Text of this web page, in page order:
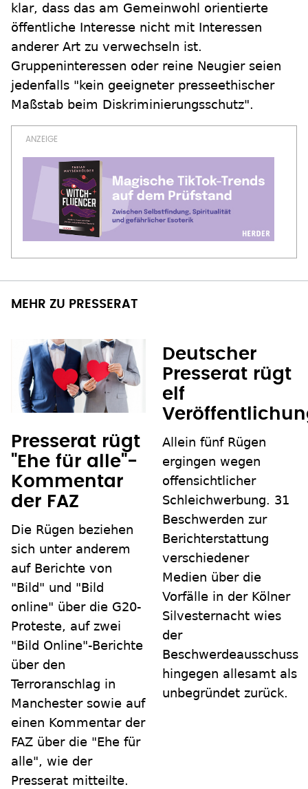
klar, dass das am Gemeinwohl orientierte
öffentliche Interesse nicht mit Interessen
anderer Art zu verwechseln ist.
Gruppeninteressen oder reine Neugier seien
jedenfalls "kein geeigneter presseethischer
Maßstab beim Diskriminierungsschutz".
MEHR ZU PRESSERAT
Presserat rügt
"Ehe für alle"-
Kommentar
der FAZ
Die Rügen beziehen
sich unter anderem
auf Berichte von
"Bild" und "Bild
online" über die G20-
Proteste, auf zwei
"Bild Online"-Berichte
über den
Terroranschlag in
Manchester sowie auf
einen Kommentar der
FAZ über die "Ehe für
alle", wie der
Presserat mitteilte.
Deutscher
Presserat rügt
elf
Allein fünf Rügen
ergingen wegen
offensichtlicher
Schleichwerbung. 31
Beschwerden zur
Berichterstattung
verschiedener
Medien über die
Vorfälle in der Kölner
Silvesternacht wies
der
Beschwerdeausschuss
hingegen allesamt als
unbegründet zurück.